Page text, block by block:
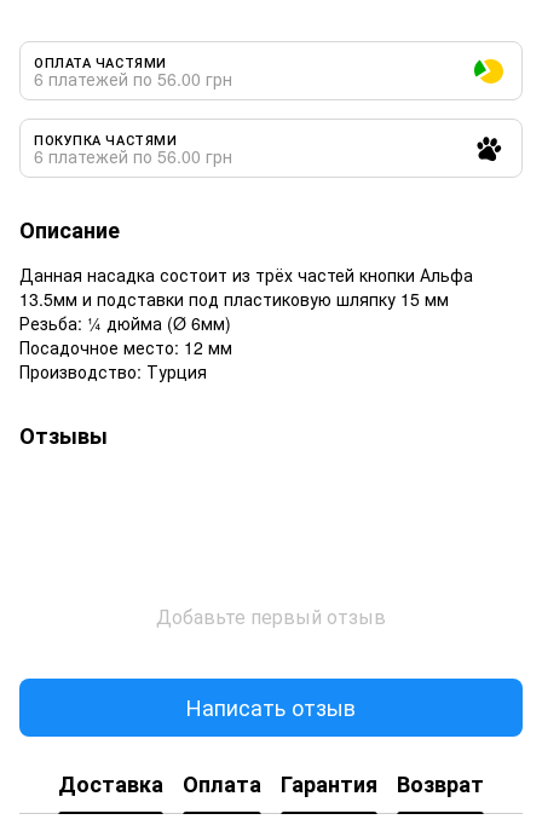
ОПЛАТА ЧАСТЯМИ
6 платежей по 56.00 грн
ПОКУПКА ЧАСТЯМИ
6 платежей по 56.00 грн
Описание
Данная насадка состоит из трёх частей кнопки Альфа
13.5мм и подставки под пластиковую шляпку 15 мм
Резьба: ¼ дюйма (Ø 6мм)
Посадочное место: 12 мм
Производство: Турция
Отзывы
Добавьте первый отзыв
Написать отзыв
Доставка Оплата Гарантия Возврат